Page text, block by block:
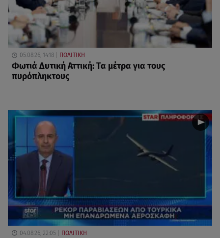
05.08.26, 14:18 ΠΟΛΙΤΙΚΗ
Φωτιά Δυτική Αττική: Τα μέτρα για τους
πυρόπληκτους
04.08.26, 22:05 ΠΟΛΙΤΙΚΗ